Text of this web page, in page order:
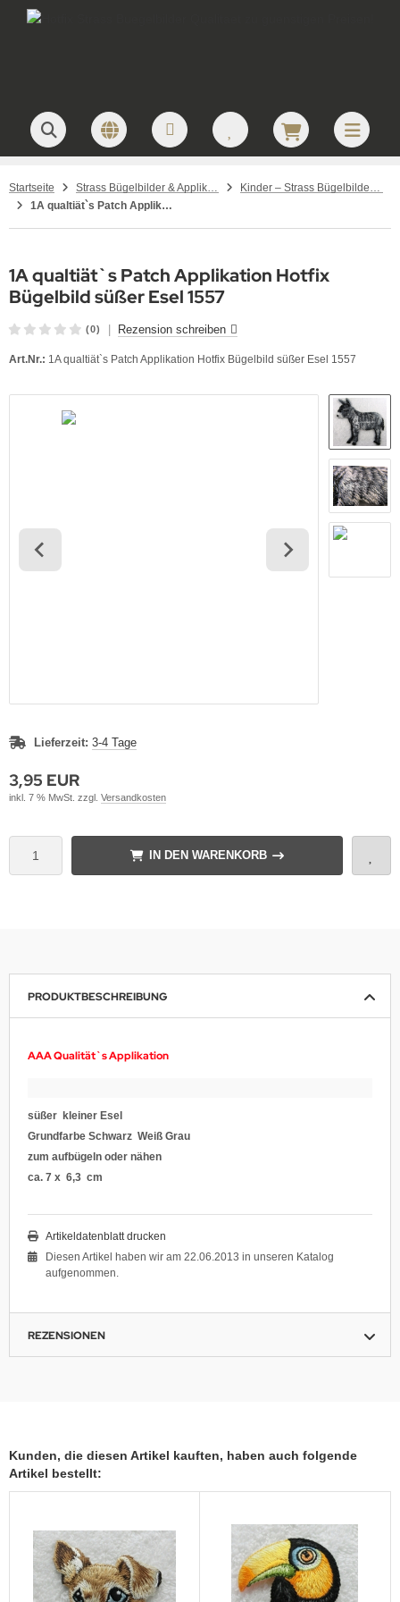
Startseite Strass Bügelbilder & Applikationen zum Aufbügeln
Kinder – Strass Bügelbilder und Applikationen
1A qualtiät`s Patch Applikation Hotfix Bügelbild süßer Esel 1557
1A qualtiät`s Patch Applikation Hotfix
Bügelbild süßer Esel 1557
(0) Rezension schreiben
Art.Nr.: 1A qualtiät`s Patch Applikation Hotfix Bügelbild süßer Esel 1557
Lieferzeit: 3-4 Tage
3,95 EUR
inkl. 7 % MwSt. zzgl. Versandkosten
IN DEN WARENKORB
PRODUKTBESCHREIBUNG
AAA Qualität`s Applikation
süßer kleiner Esel
Grundfarbe Schwarz Weiß Grau
zum aufbügeln oder nähen
ca. 7 x 6,3 cm
Artikeldatenblatt drucken
Diesen Artikel haben wir am 22.06.2013 in unseren Katalog
aufgenommen.
REZENSIONEN
Kunden, die diesen Artikel kauften, haben auch folgende
Artikel bestellt: